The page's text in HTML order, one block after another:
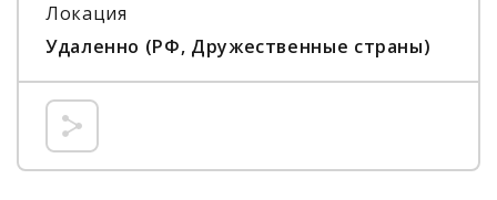
Локация
Удаленно (РФ, Дружественные страны)